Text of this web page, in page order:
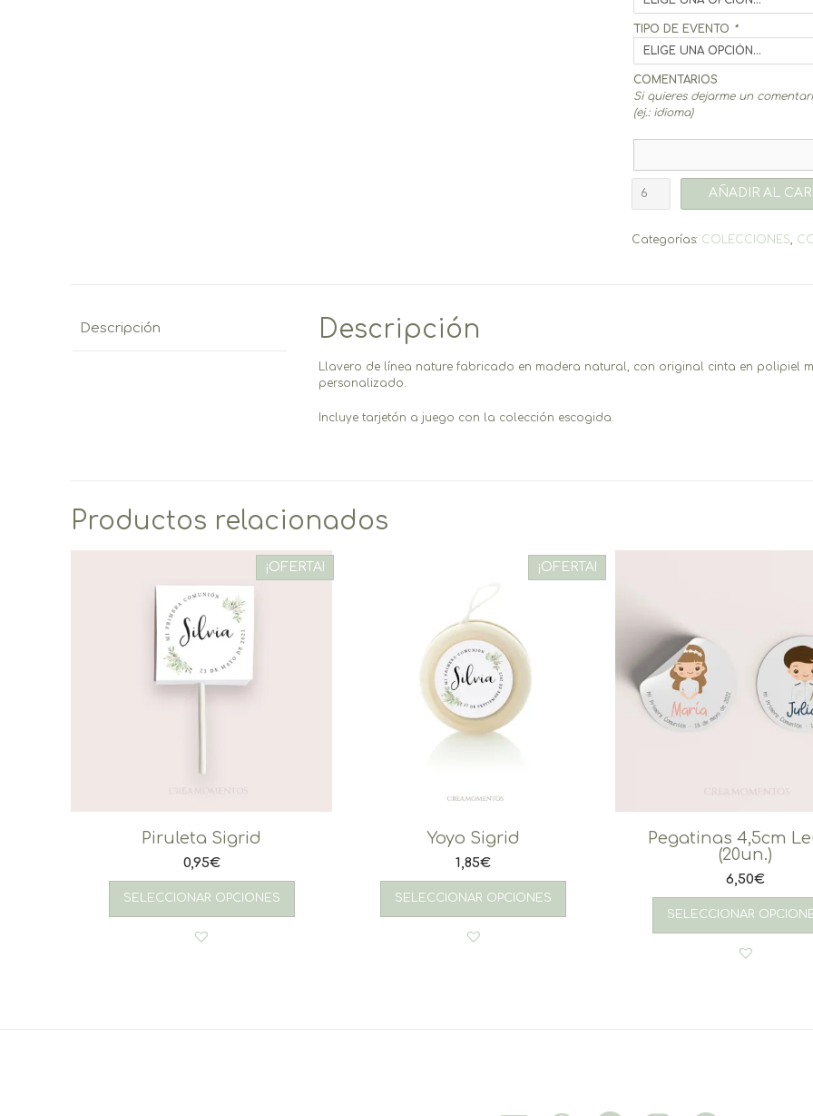
TIPO DE EVENTO *
COMENTARIOS
Si quieres dejarme un
(ej.: idioma)
Theo
AÑADIR AL
Categorías: COLECCIONES
Descripción Descripción
Llavero de línea nature fabricado en madera natural, con original cinta en polipiel
personalizado.
Incluye tarjetón a juego con la colección escogida.
Productos relacionados
¡OFERTA!
Piruleta Sigrid
0,95€
SELECCIONAR OPCIONES
¡OFERTA!
Yoyo Sigrid
1,85€
SELECCIONAR OPCIONES
Pegatinas 4,5cm
(20un.)
6,50€
SELECCIONAR